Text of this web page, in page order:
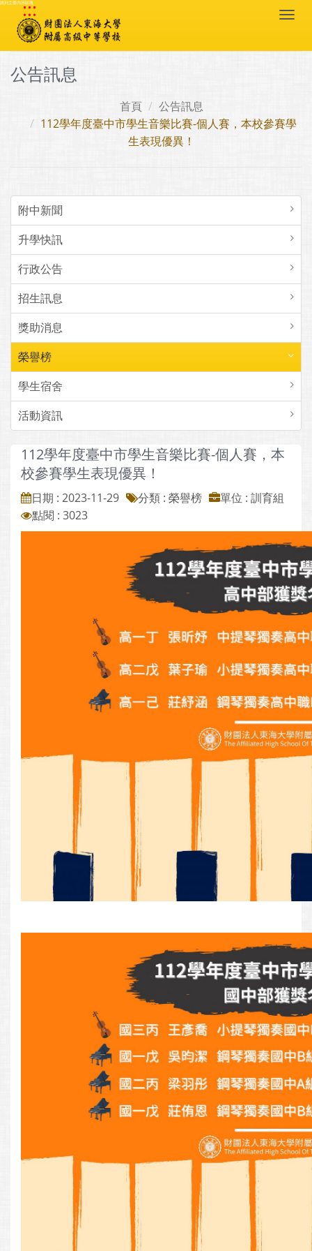
跳到主要內容區塊
:::
公告訊息
首頁
公告訊息
112學年度臺中市學生音樂比賽-個人賽，本校參賽學
生表現優異！
附中新聞
升學快訊
行政公告
招生訊息
獎助消息
榮譽榜
學生宿舍
活動資訊
112學年度臺中市學生音樂比賽-個人賽，本
校參賽學生表現優異！
日期 : 2023-11-29 分類 : 榮譽榜
單位 : 訓育組
點閱 : 3023